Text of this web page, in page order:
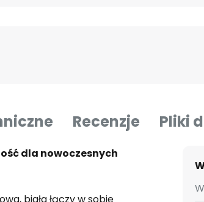
Recenzje Pliki
dla nowoczesnych